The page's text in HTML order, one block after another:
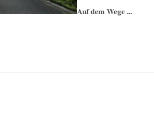
Auf dem Wege ...